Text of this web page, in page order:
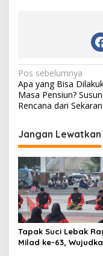
N
a
v
i
g
a
s
i
p
o
s
Pos sebelumnya
Apa yang Bisa
Masa Pensiun? Susun
Rencana dari
Jangan Lewatkan
Tapak Suci Lebak
Milad ke-63,